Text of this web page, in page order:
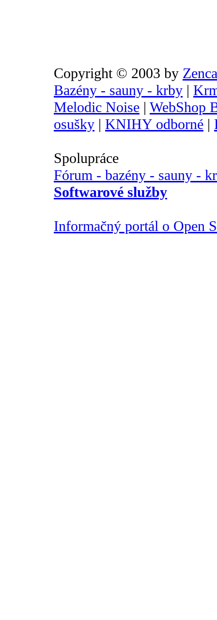
Copyright © 2003 by
Bazény - sauny - krby |
Melodic Noise | WebShop
osušky | KNIHY odborné |
Spolupráce
Fórum - bazény - sauny -
Softwarové služby
Informačný portál o Open